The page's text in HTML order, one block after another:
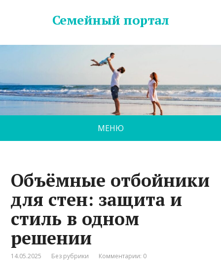
Семейный портал
МЕНЮ
Объёмные отбойники
для стен: защита и
стиль в одном
решении
14.05.2025 Без рубрики Комментарии: 0